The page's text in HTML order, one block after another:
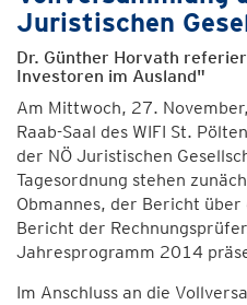
Juristischen
Dr. Günther Horvath
Investoren im Ausland"
Am Mittwoch, 27.
Raab-Saal des WIFI St.
der NÖ Juristischen
Tagesordnung stehen
Obmannes, der Bericht
Bericht der
Jahresprogramm 2014
Im Anschluss an die